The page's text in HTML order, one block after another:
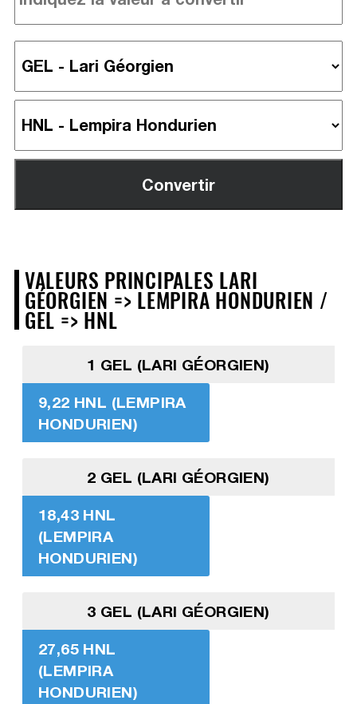
VALEURS PRINCIPALES LARI
GÉORGIEN => LEMPIRA HONDURIEN /
GEL => HNL
1 GEL (LARI GÉORGIEN)
9,22 HNL (LEMPIRA
HONDURIEN)
2 GEL (LARI GÉORGIEN)
18,43 HNL
(LEMPIRA
HONDURIEN)
3 GEL (LARI GÉORGIEN)
27,65 HNL
(LEMPIRA
HONDURIEN)